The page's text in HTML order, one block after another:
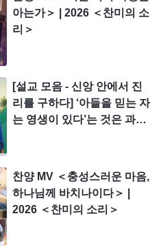
아는가＞ | 2026 ＜찬미의 소
리＞
[설교 모음 - 신앙 안에서 진
리를 구하다] ‘아들을 믿는 자
는 영생이 있다’는 것은 과연
찬양 MV ＜충성스러운 마음,
하나님께 바치나이다＞ |
2026 ＜찬미의 소리＞